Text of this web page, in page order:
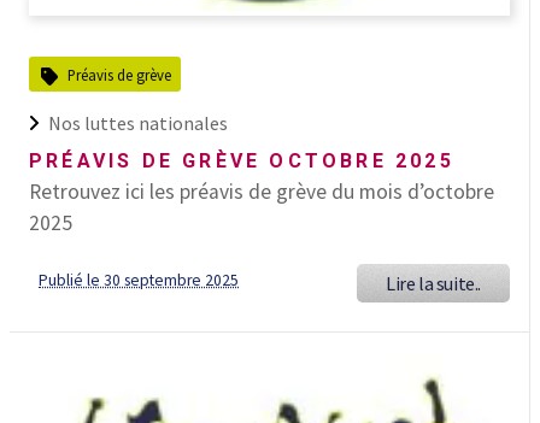
Préavis de grève
Nos luttes nationales
PRÉAVIS DE GRÈVE OCTOBRE 2025
Retrouvez ici les préavis de grève du mois d’octobre
2025
Publié le 30 septembre 2025 Lire la suite..